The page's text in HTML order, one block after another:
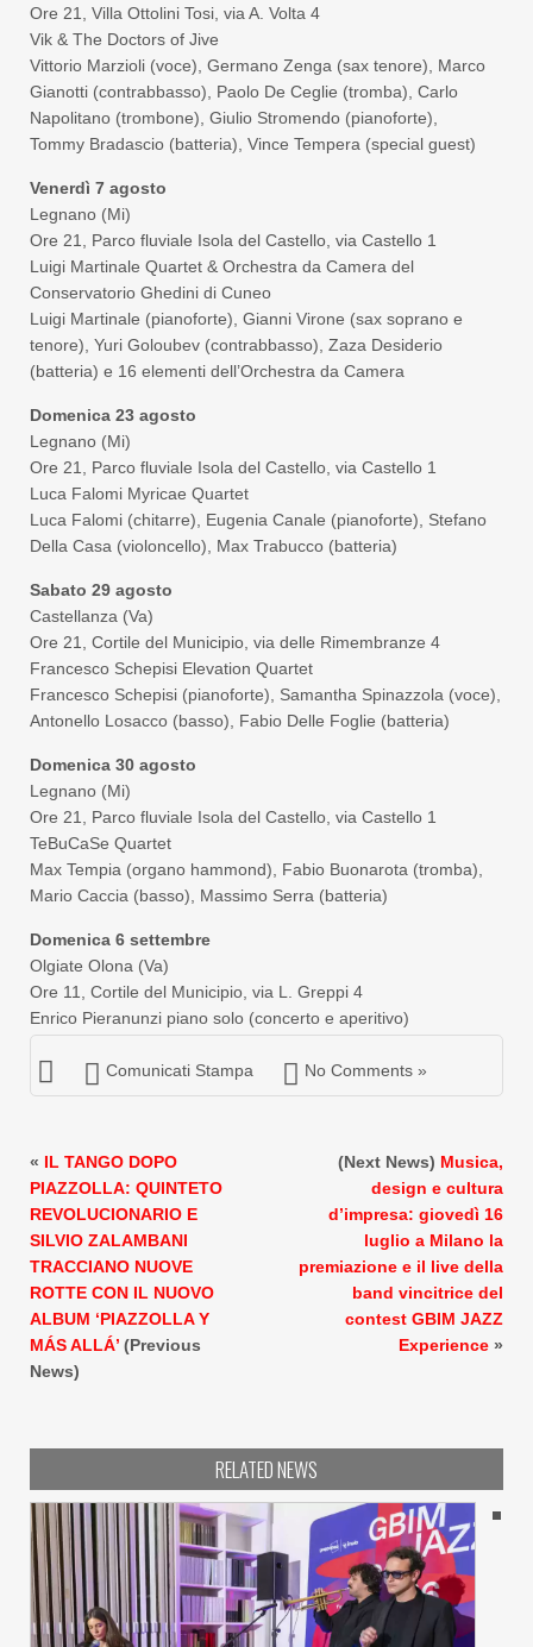
Ore 21, Villa Ottolini Tosi, via A. Volta 4
Vik & The Doctors of Jive
Vittorio Marzioli (voce), Germano Zenga (sax tenore), Marco
Gianotti (contrabbasso), Paolo De Ceglie (tromba), Carlo
Napolitano (trombone), Giulio Stromendo (pianoforte),
Tommy Bradascio (batteria), Vince Tempera (special guest)
Venerdì 7 agosto
Legnano (Mi)
Ore 21, Parco fluviale Isola del Castello, via Castello 1
Luigi Martinale Quartet & Orchestra da Camera del
Conservatorio Ghedini di Cuneo
Luigi Martinale (pianoforte), Gianni Virone (sax soprano e
tenore), Yuri Goloubev (contrabbasso), Zaza Desiderio
(batteria) e 16 elementi dell’Orchestra da Camera
Domenica 23 agosto
Legnano (Mi)
Ore 21, Parco fluviale Isola del Castello, via Castello 1
Luca Falomi Myricae Quartet
Luca Falomi (chitarre), Eugenia Canale (pianoforte), Stefano
Della Casa (violoncello), Max Trabucco (batteria)
Sabato 29 agosto
Castellanza (Va)
Ore 21, Cortile del Municipio, via delle Rimembranze 4
Francesco Schepisi Elevation Quartet
Francesco Schepisi (pianoforte), Samantha Spinazzola (voce),
Antonello Losacco (basso), Fabio Delle Foglie (batteria)
Domenica 30 agosto
Legnano (Mi)
Ore 21, Parco fluviale Isola del Castello, via Castello 1
TeBuCaSe Quartet
Max Tempia (organo hammond), Fabio Buonarota (tromba),
Mario Caccia (basso), Massimo Serra (batteria)
Domenica 6 settembre
Olgiate Olona (Va)
Ore 11, Cortile del Municipio, via L. Greppi 4
Enrico Pieranunzi piano solo (concerto e aperitivo)
Comunicati Stampa No Comments »
« IL TANGO DOPO
PIAZZOLLA: QUINTETO
REVOLUCIONARIO E
SILVIO ZALAMBANI
TRACCIANO NUOVE
ROTTE CON IL NUOVO
ALBUM ‘PIAZZOLLA Y
MÁS ALLÁ’ (Previous
News)
(Next News) Musica,
design e cultura
d’impresa: giovedì 16
luglio a Milano la
premiazione e il live della
band vincitrice del
contest GBIM JAZZ
Experience »
RELATED NEWS